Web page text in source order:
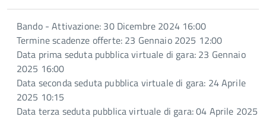
Bando - Attivazione: 30 Dicembre 2024 16:00
Termine scadenze offerte: 23 Gennaio 2025 12:00
Data prima seduta pubblica virtuale di gara: 23 Gennaio
2025 16:00
Data seconda seduta pubblica virtuale di gara: 24 Aprile
2025 10:15
Data terza seduta pubblica virtuale di gara: 04 Aprile 2025